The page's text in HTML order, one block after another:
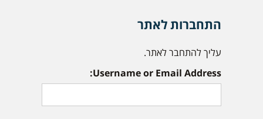
התחברות לאתר
עליך להתחבר לאתר.
Username or Email Address: